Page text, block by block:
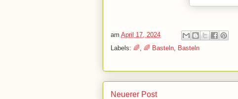
am April 17, 2024
Labels: 🌈 🌈 Basteln Basteln
Neuerer Post